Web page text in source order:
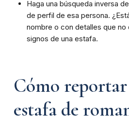
Haga una búsqueda inversa
de perfil de esa persona.
nombre o con detalles que no
signos de una estafa.
Cómo
estafa de